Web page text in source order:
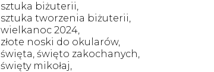
sztuka biżuterii
sztuka tworzenia biżuterii
wielkanoc 2024
złote noski do okularów
święta święto zakochanych
święty mikołaj